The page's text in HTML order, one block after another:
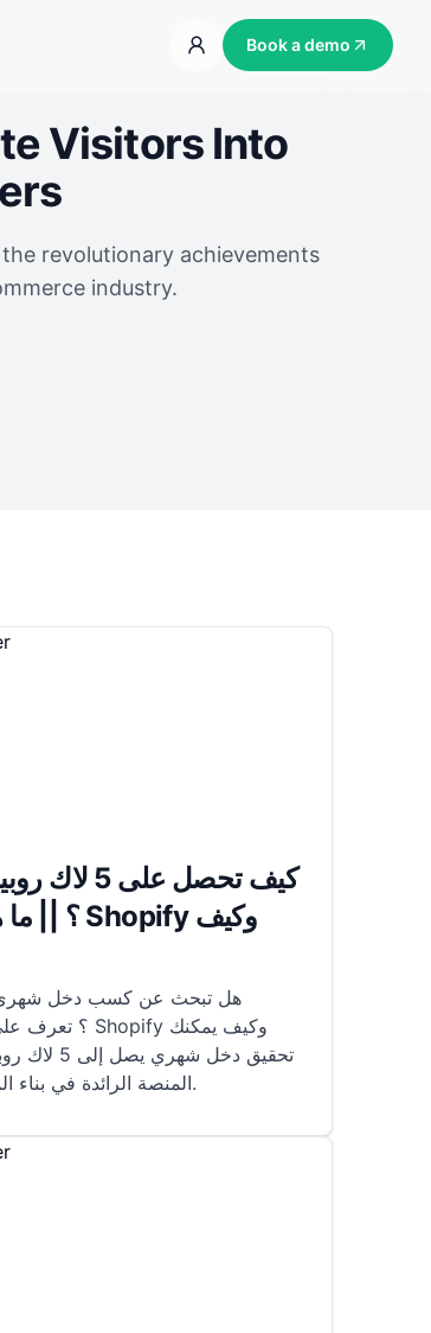
Book a demo
Visitors Into
revolutionary achievements
industry.
كيف تحصل على
هل تبحث عن كسب دخل
تحقيق دخل
المنصة الرائدة في بناء المتاجر الإلكترونية.